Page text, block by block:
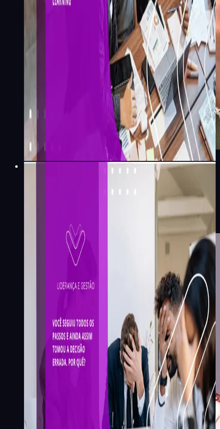
Emily Gomes
Liderança e Gestão
Você seguiu todos os passos e
ainda assim tomou a decisão